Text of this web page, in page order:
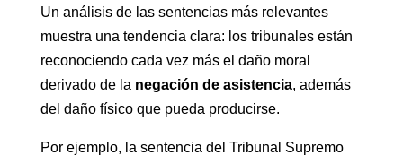
Un análisis de las sentencias más relevantes
muestra una tendencia clara: los tribunales están
reconociendo cada vez más el daño moral
derivado de la negación de asistencia, además
del daño físico que pueda producirse.
Por ejemplo, la sentencia del Tribunal Supremo